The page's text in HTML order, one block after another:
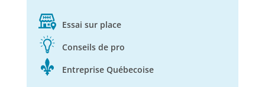
Essai sur place
Conseils de pro
Entreprise Québecoise